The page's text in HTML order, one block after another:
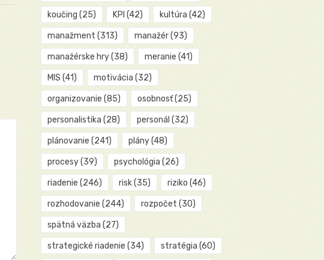
koučing (25) KPI (42) kultúra (42)
manažment (313) manažér(93)
manažérske hry(38) meranie (41)
MIS (41) motivácia (32)
organizovanie (85) osobnosť(25)
personalistika (28) personál (32)
plánovanie (241) plány(48)
procesy(39) psychológia (26)
riadenie (246) risk(35) riziko (46)
rozhodovanie (244) rozpočet (30)
spätná väzba (27)
strategické riadenie (34) stratégia (60)